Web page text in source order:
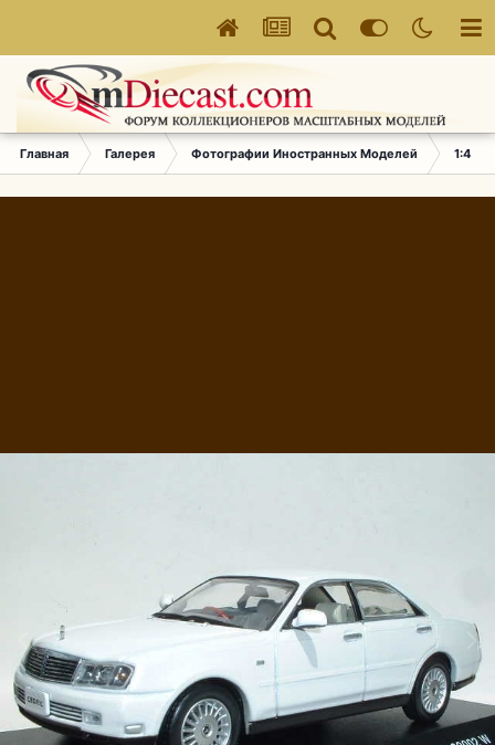
Главная Галерея Фотографии Иностранных Моделей 1:43